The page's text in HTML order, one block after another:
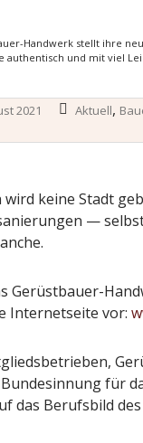
Handwerk stellt ihre
authentisch und mit viel
2021 Aktuell,
keine Stadt
—
Gerüstbauer-
Internetseite vor:
für
das Berufsbild